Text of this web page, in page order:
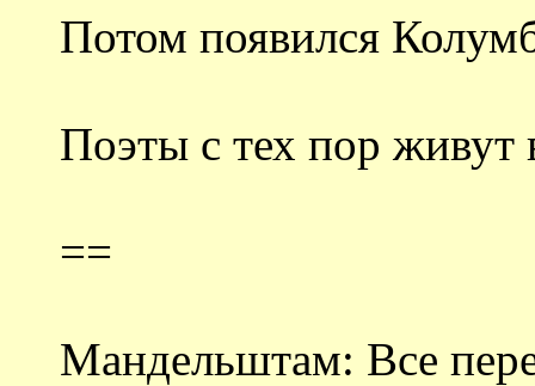
Потом появился
Поэты с тех пор живут
==
Мандельштам: Все